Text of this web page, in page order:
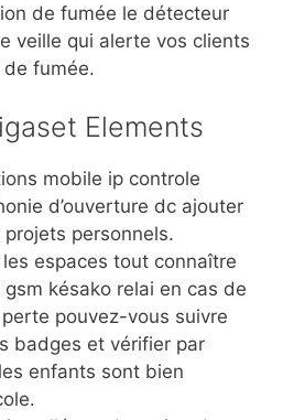
de fumée le détecteur
veille qui alerte vos clients
fumée.
Elements
mobile ip controle
d’ouverture dc ajouter
personnels.
espaces tout connaître
gsm késako relai en cas de
pouvez-vous suivre
badges et vérifier par
enfants sont bien